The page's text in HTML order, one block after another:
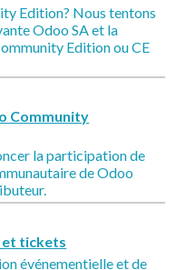
Edition? Nous tentons
Odoo SA et la
Edition ou CE
Community
la participation de
de Odoo
et tickets
événementielle et de